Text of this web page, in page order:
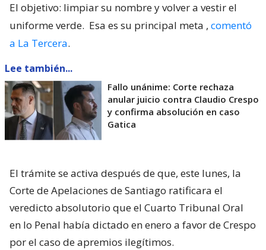
El objetivo: limpiar su nombre y volver a vestir el
uniforme verde. Esa es su principal meta , comentó
a La Tercera.
Lee también...
Fallo unánime: Corte rechaza
anular juicio contra Claudio Crespo
y confirma absolución en caso
Gatica
El trámite se activa después de que, este lunes, la
Corte de Apelaciones de Santiago ratificara el
veredicto absolutorio que el Cuarto Tribunal Oral
en lo Penal había dictado en enero a favor de Crespo
por el caso de apremios ilegítimos.